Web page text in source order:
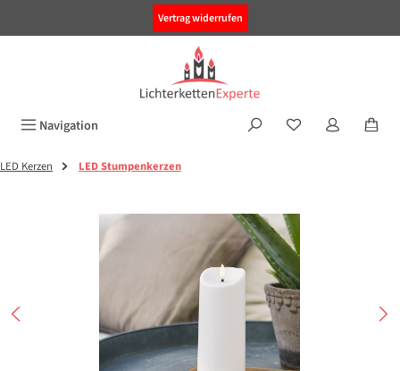
Vertrag widerrufen
Navigation
LED Kerzen LED Stumpenkerzen
Bildergalerie überspringen